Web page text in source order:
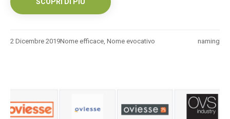
SCOPRI DI PIÙ
2 Dicembre 2019 naming
Nome efficace, Nome evocativo